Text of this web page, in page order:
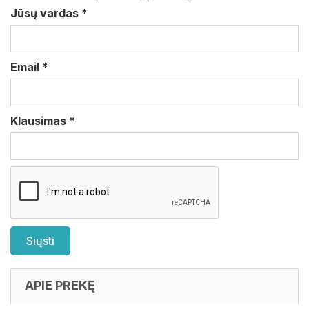
Jūsų vardas *
Email *
Klausimas *
APIE PREKĘ